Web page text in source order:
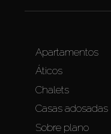
Apartamentos
Áticos
Chalets
Casas adosadas
Sobre plano